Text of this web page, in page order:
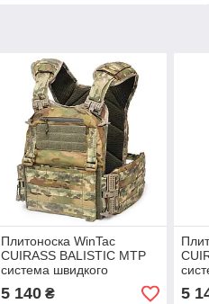
Плитоноска WinTac
CUIRASS BALISTIC MТР
система швидкого
скидання мультикам
5 140₴ 5